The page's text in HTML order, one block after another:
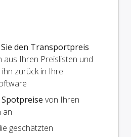
den Transportpreis
aus Ihren Preislisten und
zurück in Ihre
Spotpreise von Ihren
an
geschätzten